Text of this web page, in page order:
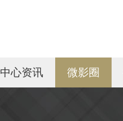
中心资讯 微影圈